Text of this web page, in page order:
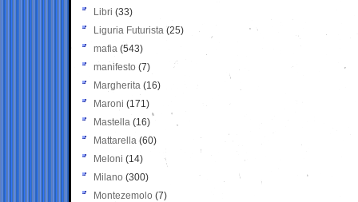
Libri (33)
Liguria Futurista (25)
mafia (543)
manifesto (7)
Margherita (16)
Maroni (171)
Mastella (16)
Mattarella (60)
Meloni (14)
Milano (300)
Montezemolo (7)